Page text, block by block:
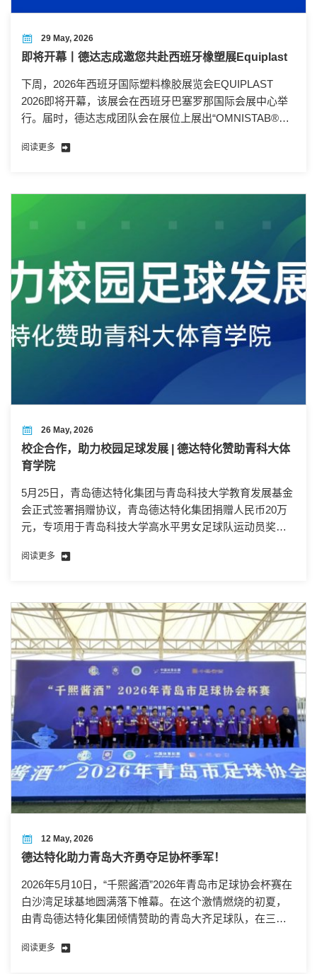
29 May, 2026
即将开幕丨德达志成邀您共赴西班牙橡塑展Equiplast
下周，2026年西班牙国际塑料橡胶展览会EQUIPLAST
2026即将开幕，该展会在西班牙巴塞罗那国际会展中心举
行。届时，德达志成团队会在展位上展出“OMNISTAB®欧
交流！
阅读更多
26 May, 2026
校企合作，助力校园足球发展 | 德达特化赞助青科大体
育学院
5月25日，青岛德达特化集团与青岛科技大学教育发展基金
会正式签署捐赠协议，青岛德达特化集团捐赠人民币20万
元，专项用于青岛科技大学高水平男女足球队运动员奖学
发展。
阅读更多
12 May, 2026
德达特化助力青岛大齐勇夺足协杯季军！
2026年5月10日，“千熙酱酒”2026年青岛市足球协会杯赛在
白沙湾足球基地圆满落下帷幕。在这个激情燃烧的初夏，
由青岛德达特化集团倾情赞助的青岛大齐足球队，在三四
囊中！
阅读更多